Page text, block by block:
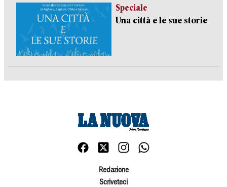
Speciale
Una città e le sue storie
Redazione
Scriveteci